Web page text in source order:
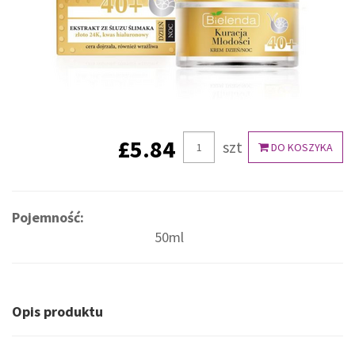
DO KOSZYKA
szt
£5.84
Pojemność:
50ml
Opis produktu